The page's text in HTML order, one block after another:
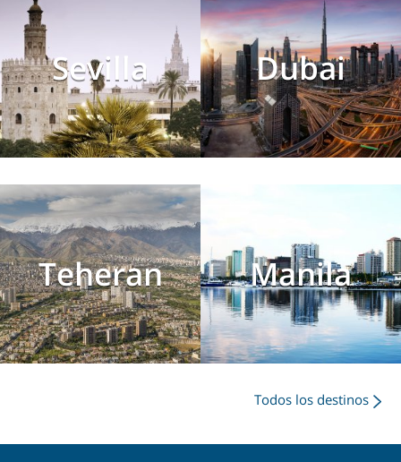
Sevilla Dubai
Teheran Manila
Todos los destinos